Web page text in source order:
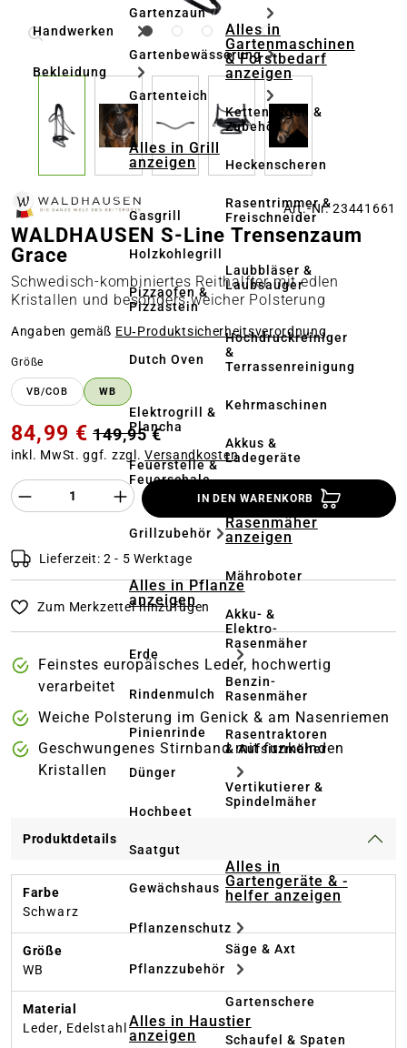
Handwerken
Bekleidung
Gartenzaun
Gartenbewässerung
Gartenteich
Alles in Grill
anzeigen
Gasgrill
Holzkohlegrill
Pizzaofen &
Pizzastein
Dutch Oven
Elektrogrill &
Plancha
Feuerstelle &
Feuerschale
Grillzubehör
Alles in Pflanze
anzeigen
Erde
Rindenmulch
Pinienrinde
Dünger
Hochbeet
Saatgut
Gewächshaus
Pflanzenschutz
Pflanzzubehör
Alles in Haustier
anzeigen
Alles in
Gartenmaschinen
& Forstbedarf
anzeigen
Kettensägen &
Zubehör
Heckenscheren
Rasentrimmer &
Freischneider
Laubbläser &
Laubsauger
Hochdruckreiniger
&
Terrassenreinigung
Kehrmaschinen
Akkus &
Ladegeräte
Alles in
Rasenmäher
anzeigen
Mähroboter
Akku- &
Elektro-
Rasenmäher
Benzin-
Rasenmäher
Rasentraktoren
& Aufsitzmäher
Vertikutierer &
Spindelmäher
Alles in
Gartengeräte & -
helfer anzeigen
Säge & Axt
Gartenschere
Schaufel & Spaten
Art.-Nr. 23441661
WALDHAUSEN S-Line Trensenzaum
Grace
Schwedisch-kombiniertes Reithalfter mit edlen
Kristallen und besonders weicher Polsterung
Angaben gemäß EU‑Produktsicherheitsverordnung
Größe
VB/COB WB
84,99 € 149,95 €
inkl. MwSt. ggf. zzgl.Versandkosten
Produkt Anzahl des Produktes
IN DEN WARENKORB
Lieferzeit: 2 - 5 Werktage
Zum Merkzettel hinzufügen
Feinstes europäisches Leder, hochwertig
verarbeitet
Weiche Polsterung im Genick & am Nasenriemen
Geschwungenes Stirnband mit funkelnden
Kristallen
Produktdetails
Farbe
Schwarz
Größe
WB
Material
Leder, Edelstahl